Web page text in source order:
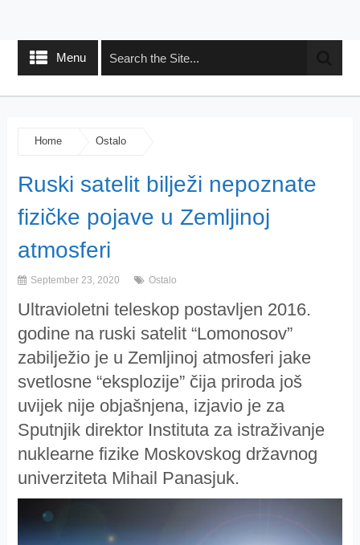
Menu
Home Ostalo
Ruski satelit bilježi nepoznate
fizičke pojave u Zemljinoj
atmosferi
September 23, 2020 Ostalo
Ultravioletni teleskop postavljen 2016.
godine na ruski satelit “Lomonosov”
zabilježio je u Zemljinoj atmosferi jake
svetlosne “eksplozije” čija priroda još
uvijek nije objašnjena, izjavio je za
Sputnjik direktor Instituta za istraživanje
nuklearne fizike Moskovskog državnog
univerziteta Mihail Panasjuk.